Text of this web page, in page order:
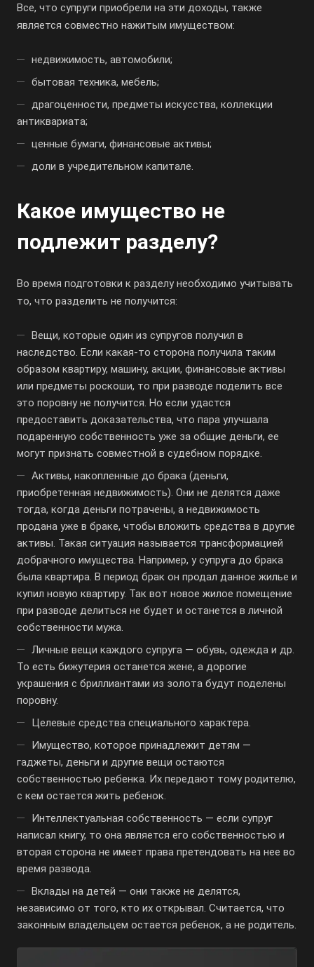
Все, что супруги приобрели на эти доходы, также
является совместно нажитым имуществом:
недвижимость, автомобили;
бытовая техника, мебель;
драгоценности, предметы искусства, коллекции
антиквариата;
ценные бумаги, финансовые активы;
доли в учредительном капитале.
Какое имущество не
подлежит разделу?
Во время подготовки к разделу необходимо учитывать
то, что разделить не получится:
Вещи, которые один из супругов получил в
наследство. Если какая-то сторона получила таким
образом квартиру, машину, акции, финансовые активы
или предметы роскоши, то при разводе поделить все
это поровну не получится. Но если удастся
предоставить доказательства, что пара улучшала
подаренную собственность уже за общие деньги, ее
могут признать совместной в судебном порядке.
Активы, накопленные до брака (деньги,
приобретенная недвижимость). Они не делятся даже
тогда, когда деньги потрачены, а недвижимость
продана уже в браке, чтобы вложить средства в другие
активы. Такая ситуация называется трансформацией
добрачного имущества. Например, у супруга до брака
была квартира. В период брак он продал данное жилье и
купил новую квартиру. Так вот новое жилое помещение
при разводе делиться не будет и останется в личной
собственности мужа.
Личные вещи каждого супруга — обувь, одежда и др.
То есть бижутерия останется жене, а дорогие
украшения с бриллиантами из золота будут поделены
поровну.
Целевые средства специального характера.
Имущество, которое принадлежит детям —
гаджеты, деньги и другие вещи остаются
собственностью ребенка. Их передают тому родителю,
с кем остается жить ребенок.
Интеллектуальная собственность — если супруг
написал книгу, то она является его собственностью и
вторая сторона не имеет права претендовать на нее во
время развода.
Вклады на детей — они также не делятся,
независимо от того, кто их открывал. Считается, что
законным владельцем остается ребенок, а не родитель.